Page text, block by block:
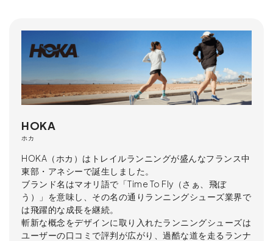
HOKA
ホカ
HOKA（ホカ）はトレイルランニングが盛んなフランス中
東部・アネシーで誕生しました。
ブランド名はマオリ語で「Time To Fly（さぁ、飛ぼ
う）」を意味し、その名の通りランニングシューズ業界で
は飛躍的な成長を継続。
斬新な概念をデザインに取り入れたランニングシューズは
ユーザーの口コミで評判が広がり、過酷な道を走るランナ